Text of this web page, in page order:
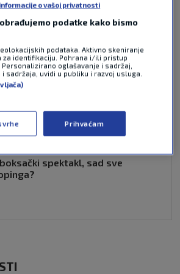
spektakl, sad sve
o vašoj privatnosti
podatke kako bismo
podataka. Aktivno skeniranje
za identifikaciju. Pohrana i/ili pristup
Personalizirano oglašavanje i sadržaj,
sadržaja, uvidi u publiku i razvoj usluga.
Prihvaćam